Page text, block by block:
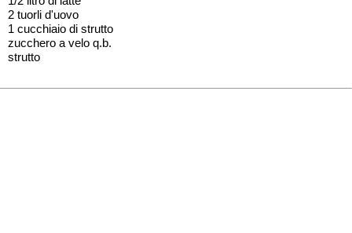
2 tuorli d'uovo
1 cucchiaio di strutto
zucchero a velo q.b.
strutto